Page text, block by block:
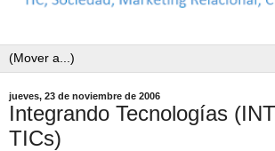
jueves, 23 de noviembre de 2006
Integrando Tecnologías
TICs)